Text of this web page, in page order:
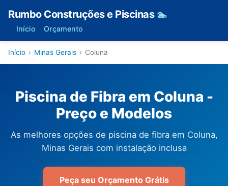
Rumbo Construções e Piscinas 🏊
Início Orçamento
Início › Minas Gerais › Coluna
Piscina de Fibra em Coluna -
Preço e Modelos
As melhores opções de piscina de fibra em Coluna,
Minas Gerais com instalação inclusa
Peça seu Orçamento Grátis